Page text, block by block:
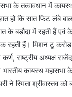
के तत्वावधान में
हो कि सात फिट लंबे
के बड़ौदा में रहती हैं
हैं। मिशन टू करोड़
राष्ट्रीय अध्यक्ष
कायस्थ महासभा के
ने स्मिता श्रीवास्तव को